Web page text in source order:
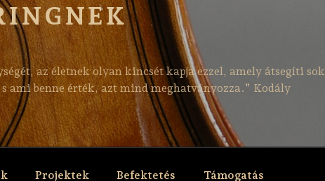
az életnek olyan kincsét kapja ezzel, amely átsegíti sok
ami benne érték, azt mind meghatványozza.” Kodály
Projektek Befektetés Támogatás